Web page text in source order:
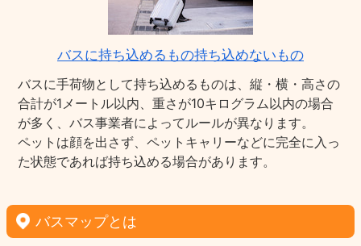
バスに持ち込めるもの持ち込めないもの
バスに手荷物として持ち込めるものは、縦・横・高さの
合計が1メートル以内、重さが10キログラム以内の場合
が多く、バス事業者によってルールが異なります。
ペットは顔を出さず、ペットキャリーなどに完全に入っ
た状態であれば持ち込める場合があります。
バスマップとは